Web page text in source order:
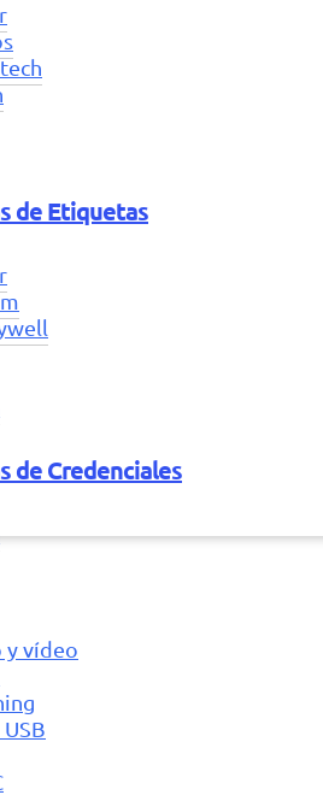
de Etiquetas
de Credenciales
y vídeo